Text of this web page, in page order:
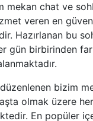
mekan chat ve
veren en
Hazırlanan bu
gün birbirinden
bizim
olmak üzere
En popüler